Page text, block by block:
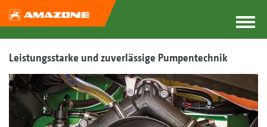
Leistungsstarke und zuverlässige Pumpentechnik